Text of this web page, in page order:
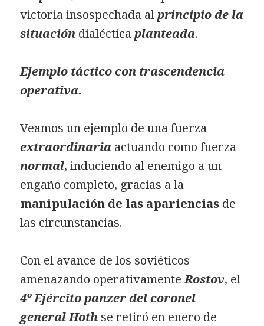
victoria insospechada alprincipio de la
situación dialécticaplanteada.
Ejemplo táctico con trascendencia
operativa.
Veamos un ejemplo de una fuerza
extraordinaria actuando como fuerza
normal, induciendo al enemigo a un
engaño completo, gracias a la
manipulación de las apariencias de
las circunstancias.
Con el avance de los soviéticos
amenazando operativamenteRostov, el
4º Ejército panzer del coronel
general Hothse retiró en enero de